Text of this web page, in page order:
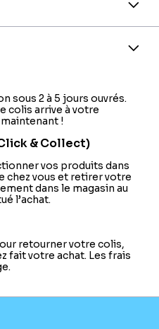
Analogique
Décodeur Dolby
Non
Non
sous 2 à 5 jours ouvrés.
colis arrive à votre
!
& Collect)
vos produits dans
chez vous et retirer votre
dans le magasin au
l’achat.
retourner votre colis,
fait votre achat. Les frais